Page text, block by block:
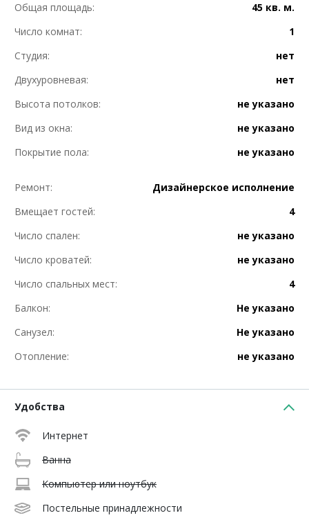
Общая площадь:
45 кв. м.
Число комнат:
1
Студия:
нет
Двухуровневая:
нет
Высота потолков:
не указано
Вид из окна:
не указано
Покрытие пола:
не указано
Ремонт:
Дизайнерское исполнение
Вмещает гостей:
4
Число спален:
не указано
Число кроватей:
не указано
Число спальных мест:
4
Балкон:
Не указано
Санузел:
Не указано
Отопление:
не указано
Удобства
Интернет
Ванна
Компьютер или ноутбук
Постельные принадлежности